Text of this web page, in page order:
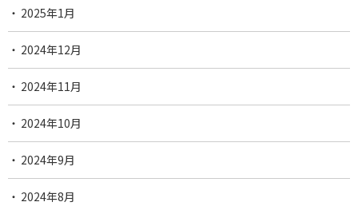
2025年1月
2024年12月
2024年11月
2024年10月
2024年9月
2024年8月